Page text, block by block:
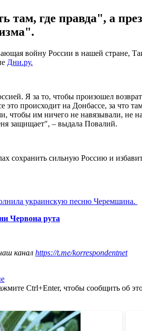
там, где правда", а
войну России в нашей стране,
Дни.ру.
Я за то, чтобы произошел
происходит на Донбассе, за что
чтобы им ничего не навязывали, не
защищает", – выдала Повалий.
сохранить сильную Россию и
украинскую песню Черемшина.
Червона рута
канал https://t.me/korrespondentnet
Ctrl+Enter, чтобы сообщить об